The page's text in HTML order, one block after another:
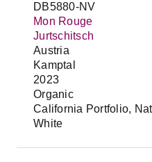
DB5880-NV
Mon Rouge
Jurtschitsch
Austria
Kamptal
2023
Organic
California Portfolio,
White